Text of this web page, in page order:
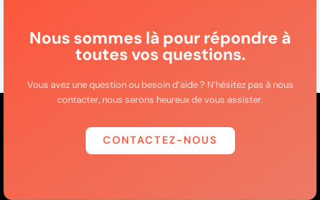
Nous sommes là pour répondre à
toutes vos questions.
Vous avez une question ou besoin d’aide ? N’hésitez pas à nous
contacter, nous serons heureux de vous assister.
CONTACTEZ-NOUS